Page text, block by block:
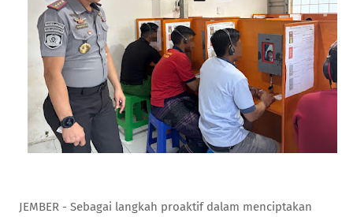
JEMBER - Sebagai langkah proaktif dalam menciptakan